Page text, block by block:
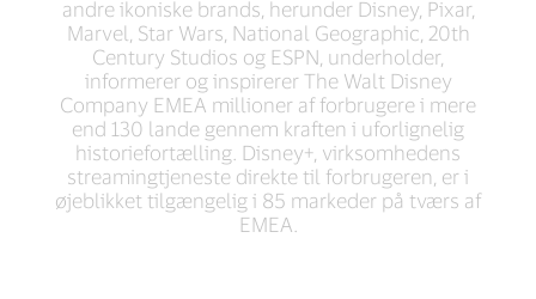
andre ikoniske brands, herunder Disney, Pixar,
Marvel, Star Wars, National Geographic, 20th
Century Studios og ESPN, underholder,
informerer og inspirerer The Walt Disney
Company EMEA millioner af forbrugere i mere
end 130 lande gennem kraften i uforlignelig
historiefortælling. Disney+, virksomhedens
streamingtjeneste direkte til forbrugeren, er i
øjeblikket tilgængelig i 85 markeder på tværs af
EMEA.